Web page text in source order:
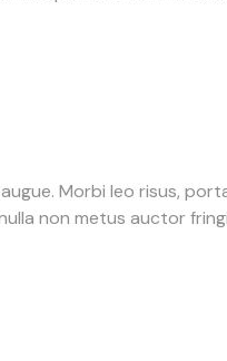
Morbi leo risus,
non metus auctor